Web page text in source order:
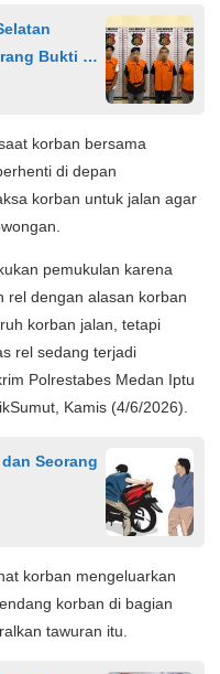
Bukti 2
korban bersama
di depan
korban untuk jalan agar
pemukulan karena
rel dengan alasan korban
korban jalan, tetapi
rel sedang terjadi
Polrestabes Medan Iptu
Kamis (4/6/2026).
Seorang
korban mengeluarkan
korban di bagian
tawuran itu.